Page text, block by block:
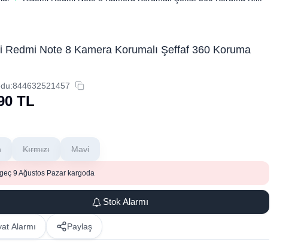
Redmi Note 8 Kamera Korumalı Şeffaf 360 Koruma
844632521457
TL
Kırmızı Mavi
9 Ağustos Pazar kargoda
Stok Alarmı
Alarmı Paylaş